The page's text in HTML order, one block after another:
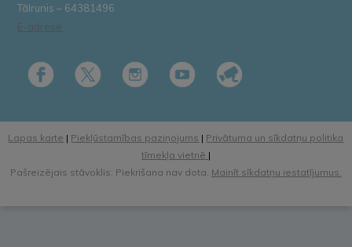
Tālrunis – 64381496
E-adrese
Lapas karte | Piekļūstamības paziņojums | Privātuma un sīkdatņu politika
tīmekļa vietnē |
Pašreizējais stāvoklis: Piekrišana nav dota. Mainīt sīkdatņu iestatījumus.